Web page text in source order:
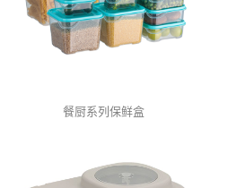
餐厨系列保鲜盒